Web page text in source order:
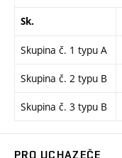
Sk.
Skupina č. 1 typu A
Skupina č. 2 typu B
Skupina č. 3 typu B
PRO UCHAZEČE